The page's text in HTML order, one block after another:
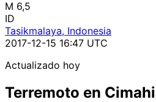
M 6,5
ID
Tasikmalaya, Indonesia
2017-12-15 16:47 UTC
Actualizado hoy
Terremoto en